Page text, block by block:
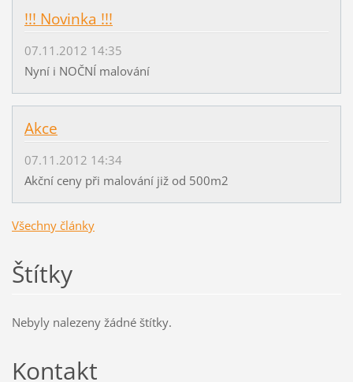
!!! Novinka !!!
07.11.2012 14:35
Nyní i NOČNÍ malování
Akce
07.11.2012 14:34
Akční ceny při malování již od 500m2
Všechny články
Štítky
Nebyly nalezeny žádné štítky.
Kontakt